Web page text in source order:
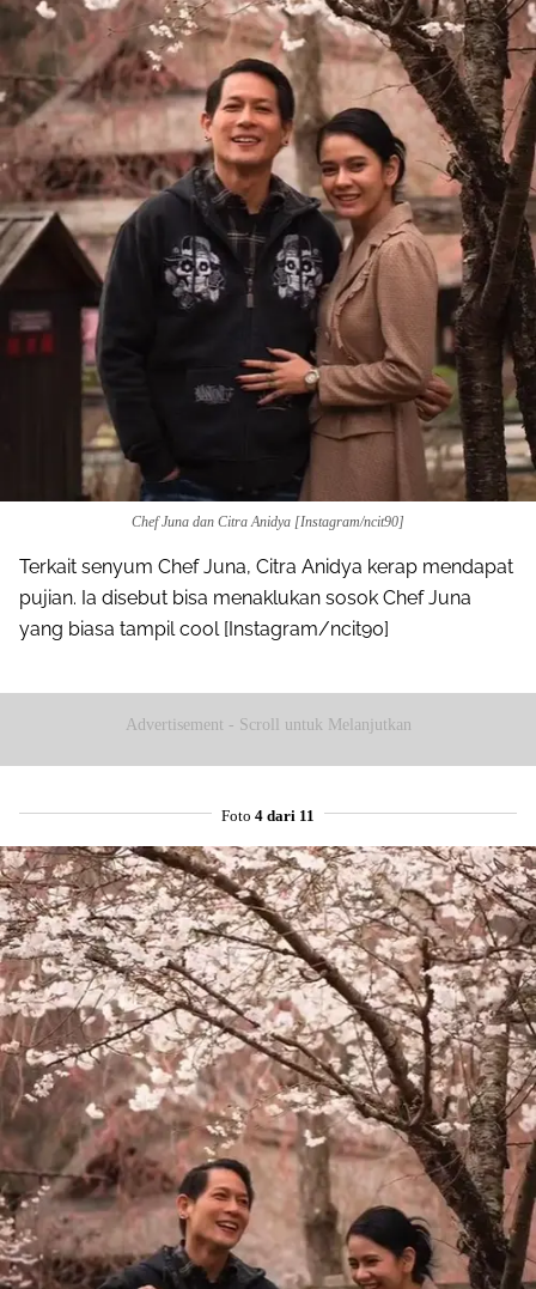
Chef Juna dan Citra Anidya [Instagram/ncit90]
Terkait senyum Chef Juna, Citra Anidya kerap mendapat
pujian. Ia disebut bisa menaklukan sosok Chef Juna
yang biasa tampil cool [Instagram/ncit90]
Advertisement - Scroll untuk Melanjutkan
Foto 4 dari 11